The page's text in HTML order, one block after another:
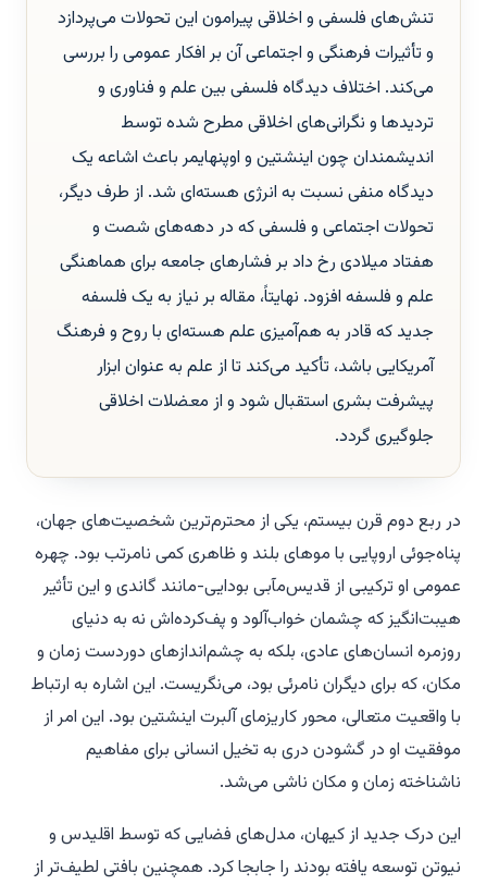
تنش‌های فلسفی و اخلاقی پیرامون این تحولات می‌پردازد
و تأثیرات فرهنگی و اجتماعی آن بر افکار عمومی را بررسی
می‌کند. اختلاف دیدگاه فلسفی بین علم و فناوری و
تردیدها و نگرانی‌های اخلاقی مطرح شده توسط
اندیشمندان چون اینشتین و اوپنهایمر باعث اشاعه یک
دیدگاه منفی نسبت به انرژی هسته‌ای شد. از طرف دیگر،
تحولات اجتماعی و فلسفی که در دهه‌های شصت و
هفتاد میلادی رخ داد بر فشارهای جامعه برای هماهنگی
علم و فلسفه افزود. نهایتاً، مقاله بر نیاز به یک فلسفه
جدید که قادر به هم‌آمیزی علم هسته‌ای با روح و فرهنگ
آمریکایی باشد، تأکید می‌کند تا از علم به عنوان ابزار
پیشرفت بشری استقبال شود و از معضلات اخلاقی
جلوگیری گردد.
در ربع دوم قرن بیستم، یکی از محترم‌ترین شخصیت‌های جهان،
پناه‌جوئی اروپایی با موهای بلند و ظاهری کمی نامرتب بود. چهره
عمومی او ترکیبی از قدیس‌مآبی بودایی-مانند گاندی و این تأثیر
هیبت‌انگیز که چشمان خواب‌آلود و پف‌کرده‌اش نه به دنیای
روزمره انسان‌های عادی، بلکه به چشم‌اندازهای دوردست زمان و
مکان، که برای دیگران نامرئی بود، می‌نگریست. این اشاره به ارتباط
با واقعیت متعالی، محور کاریزمای آلبرت اینشتین بود. این امر از
موفقیت او در گشودن دری به تخیل انسانی برای مفاهیم
ناشناخته زمان و مکان ناشی می‌شد.
این درک جدید از کیهان، مدل‌های فضایی که توسط اقلیدس و
نیوتن توسعه یافته بودند را جابجا کرد. همچنین بافتی لطیف‌تر از